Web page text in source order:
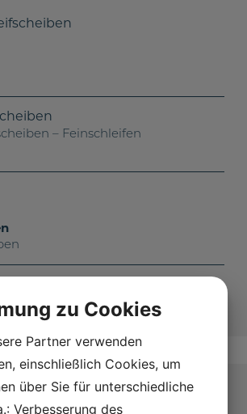
– Feinschleifen
zu Cookies
Partner verwenden
einschließlich Cookies, um
über Sie für unterschiedliche
Verbesserung des